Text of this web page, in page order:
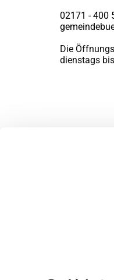
02171 - 400
Die
dienstags